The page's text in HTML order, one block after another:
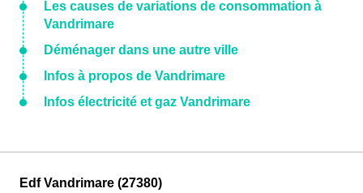
Les causes de variations de consommation à
Vandrimare
Déménager dans une autre ville
Infos à propos de Vandrimare
Infos électricité et gaz Vandrimare
Edf Vandrimare (27380)